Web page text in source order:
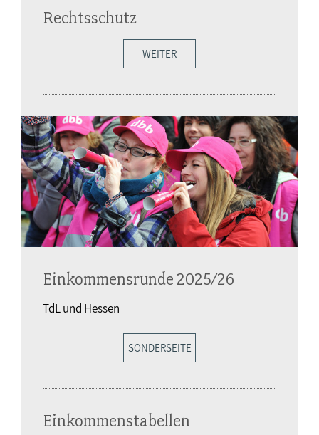
Rechtsschutz
WEITER
Einkommensrunde 2025/26
TdL und Hessen
SONDERSEITE
Einkommenstabellen